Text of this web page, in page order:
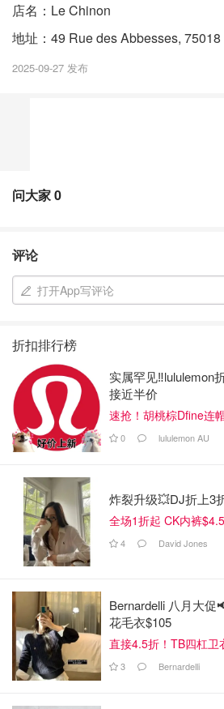
店名：Le Chinon
地址：49 Rue des Abbesses,
2025-09-27 发布
问大家0
评论
打开App写评论
折扣排行榜
实属罕见‼️lululemon
接近半价
速抢！胡桃棕Dfine连
0 lululemon AU
炸裂升级💥DJ折上3
全场1折起 CK内裤
4 David Jones
Bernardelli 八月大促
花毛衣$105
直接4.5折！TB四杠卫
3 Bernardelli